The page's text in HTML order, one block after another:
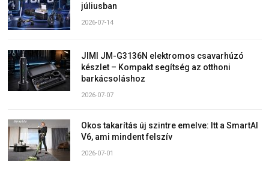
júliusban
2026-07-14
JIMI JM-G3136N elektromos csavarhúzó
készlet – Kompakt segítség az otthoni
barkácsoláshoz
2026-07-07
Okos takarítás új szintre emelve: Itt a SmartAI
V6, ami mindent felszív
2026-07-01